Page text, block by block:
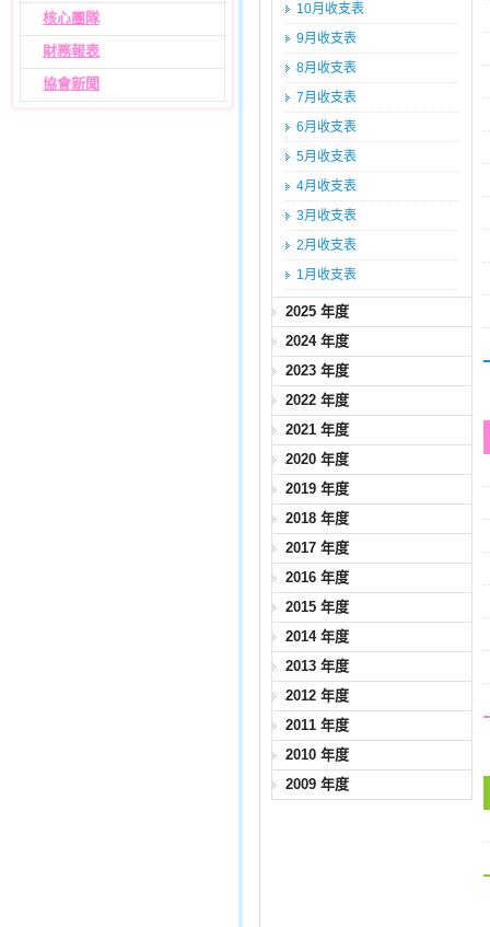
核心團隊
財務報表
協會新聞
10月收支表
9月收支表
8月收支表
7月收支表
6月收支表
5月收支表
4月收支表
3月收支表
2月收支表
1月收支表
2025 年度
2024 年度
2023 年度
2022 年度
2021 年度
2020 年度
2019 年度
2018 年度
2017 年度
2016 年度
2015 年度
2014 年度
2013 年度
2012 年度
2011 年度
2010 年度
2009 年度